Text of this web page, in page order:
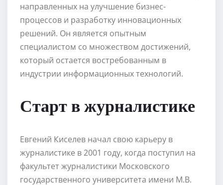
направленных на улучшение бизнес-
процессов и разработку инновационных
решений. Он является опытным
специалистом со множеством достижений,
который остается востребованным в
индустрии информационных технологий.
Старт в журналистике
Евгений Киселев начал свою карьеру в
журналистике в 2001 году, когда поступил на
факультет журналистики Московского
государственного университета имени М.В.